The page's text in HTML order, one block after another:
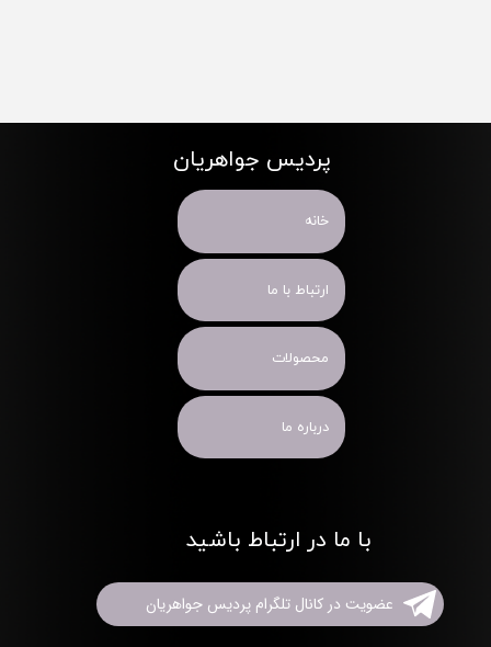
پردیس جواهریان
خانه
ارتباط با ما
محصولات
درباره ما
با ما در ارتباط باشید
عضویت در کانال تلگرام پردیس جواهریان